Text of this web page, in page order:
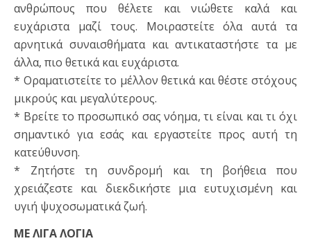
ανθρώπους που θέλετε και νιώθετε καλά και
ευχάριστα μαζί τους. Μοιραστείτε όλα αυτά τα
αρνητικά συναισθήματα και αντικαταστήστε τα με
άλλα, πιο θετικά και ευχάριστα.
* Οραματιστείτε το μέλλον θετικά και θέστε στόχους
μικρούς και μεγαλύτερους.
* Βρείτε το προσωπικό σας νόημα, τι είναι και τι όχι
σημαντικό για εσάς και εργαστείτε προς αυτή τη
κατεύθυνση.
* Ζητήστε τη συνδρομή και τη βοήθεια που
χρειάζεστε και διεκδικήστε μια ευτυχισμένη και
υγιή ψυχοσωματικά ζωή.
ΜΕ ΛΙΓΑ ΛΟΓΙΑ